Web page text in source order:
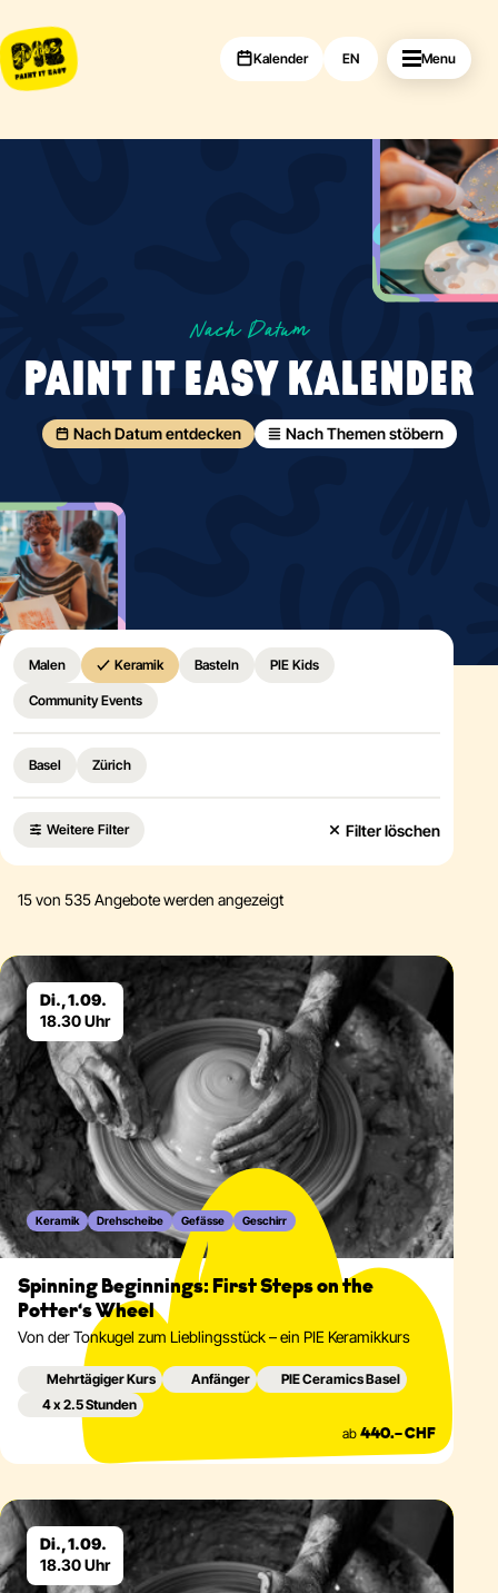
Kalender EN Menu
Nach Datum
PAINT IT EASY KALENDER
Nach Datum entdecken Nach Themen stöbern
Malen
Keramik Basteln PIE Kids
Community Events
Basel Zürich
Weitere Filter Filter löschen
15von 535 Angebote werden angezeigt
Di., 1.09.
18.30 Uhr
Keramik Drehscheibe Gefässe Geschirr
Spinning Beginnings: First Steps on the
Potter‘s Wheel
Von der Tonkugel zum Lieblingsstück – ein PIE Keramikkurs
Mehrtägiger Kurs Anfänger
PIE Ceramics Basel
4 x 2.5 Stunden
ab 440.– CHF
Eventdetails
Di., 1.09.
18.30 Uhr
Eventdetails